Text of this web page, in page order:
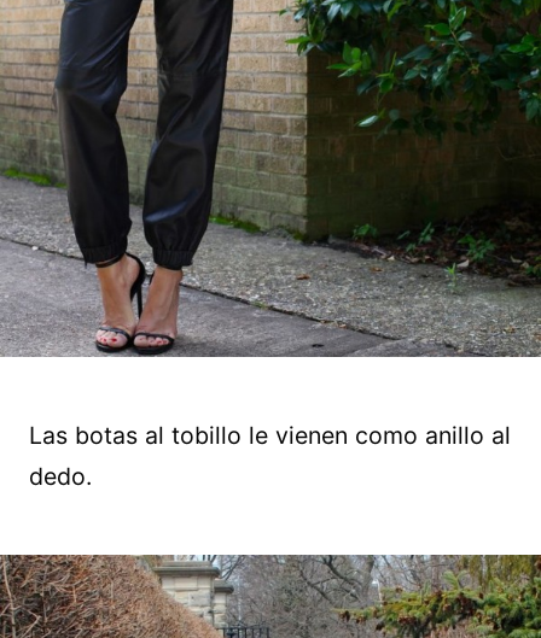
Las botas al tobillo le vienen como anillo al
dedo.